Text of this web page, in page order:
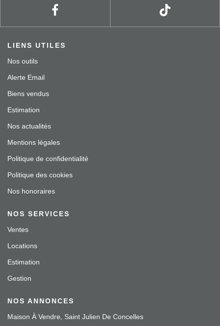
LIENS UTILES
Nos outils
Alerte Email
Biens vendus
Estimation
Nos actualités
Mentions légales
Politique de confidentialité
Politique des cookies
Nos honoraires
NOS SERVICES
Ventes
Locations
Estimation
Gestion
NOS ANNONCES
Maison À Vendre, Saint Julien De Concelles